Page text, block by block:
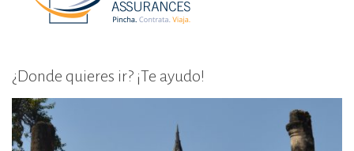
¿Donde quieres ir? ¡Te ayudo!